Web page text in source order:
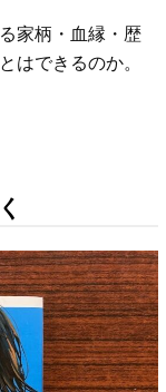
家柄・血縁・歴
はできるのか。